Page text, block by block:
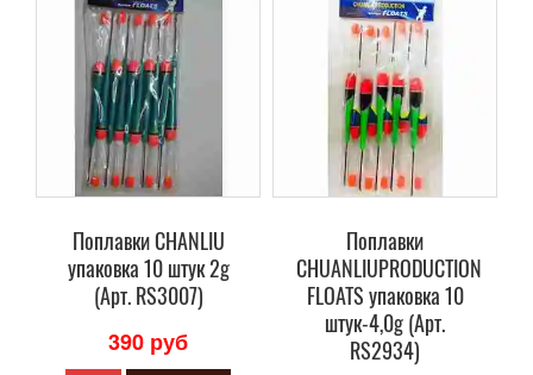
Поплавки CHANLIU
упаковка 10 штук 2g
(Арт. RS3007)
390 руб
Поплавки
CHUANLIUPRODUCTION
FLOATS упаковка 10
штук-4,0g (Арт.
RS2934)